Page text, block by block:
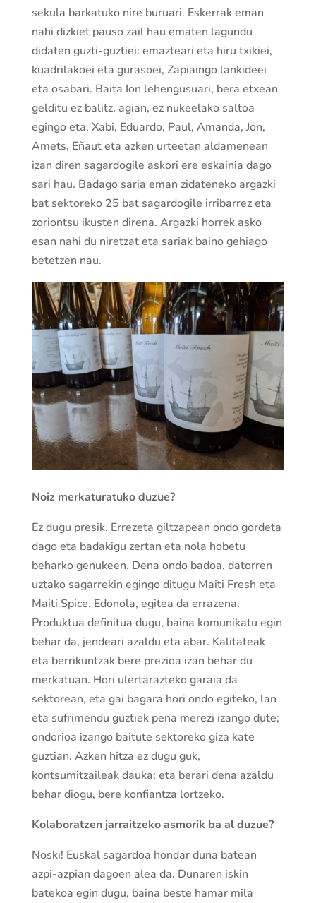
sekula barkatuko nire buruari. Eskerrak eman
nahi dizkiet pauso zail hau ematen lagundu
didaten guzti-guztiei: emazteari eta hiru txikiei,
kuadrilakoei eta gurasoei, Zapiaingo lankideei
eta osabari. Baita Ion lehengusuari, bera etxean
gelditu ez balitz, agian, ez nukeelako saltoa
egingo eta. Xabi, Eduardo, Paul, Amanda, Jon,
Amets, Eñaut eta azken urteetan aldamenean
izan diren sagardogile askori ere eskainia dago
sari hau. Badago saria eman zidateneko argazki
bat sektoreko 25 bat sagardogile irribarrez eta
zoriontsu ikusten direna. Argazki horrek asko
esan nahi du niretzat eta sariak baino gehiago
betetzen nau.
Noiz merkaturatuko duzue?
Ez dugu presik. Errezeta giltzapean ondo gordeta
dago eta badakigu zertan eta nola hobetu
beharko genukeen. Dena ondo badoa, datorren
uztako sagarrekin egingo ditugu Maiti Fresh eta
Maiti Spice. Edonola, egitea da errazena.
Produktua definitua dugu, baina komunikatu egin
behar da, jendeari azaldu eta abar. Kalitateak
eta berrikuntzak bere prezioa izan behar du
merkatuan. Hori ulertarazteko garaia da
sektorean, eta gai bagara hori ondo egiteko, lan
eta sufrimendu guztiek pena merezi izango dute;
ondorioa izango baitute sektoreko giza kate
guztian. Azken hitza ez dugu guk,
kontsumitzaileak dauka; eta berari dena azaldu
behar diogu, bere konfiantza lortzeko.
Kolaboratzen jarraitzeko asmorik ba al duzue?
Noski! Euskal sagardoa hondar duna batean
azpi-azpian dagoen alea da. Dunaren iskin
batekoa egin dugu, baina beste hamar mila